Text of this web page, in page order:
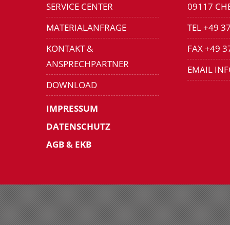
SERVICE CENTER
MATERIALANFRAGE
KONTAKT &
ANSPRECHPARTNER
DOWNLOAD
IMPRESSUM
DATENSCHUTZ
AGB & EKB
09117
TEL +49
FAX +49
EMAIL